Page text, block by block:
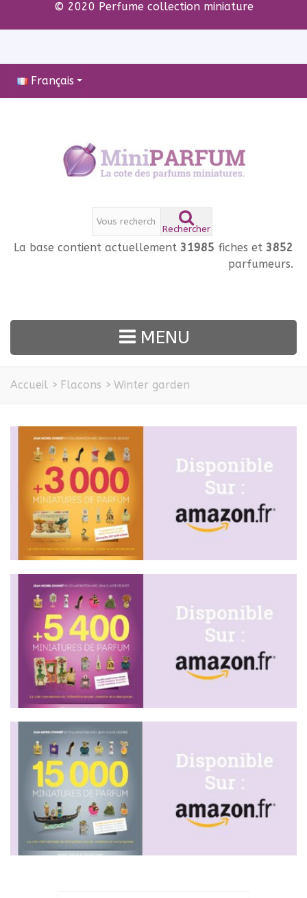
© 2020 Perfume collection miniature
Français
Rechercher
La base contient actuellement 31985 fiches et 3852
parfumeurs.
MENU
Accueil > Flacons > Winter garden